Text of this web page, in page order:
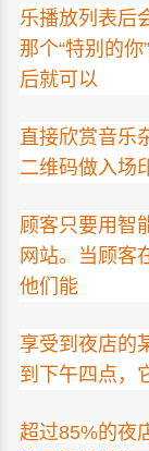
乐播放列表后
那个“特别的
后就可以
直接欣赏音乐
二维码做入场
顾客只要用智
网 站。当顾客
他们能
享受到夜店的
到下午四点，
超过85%的夜